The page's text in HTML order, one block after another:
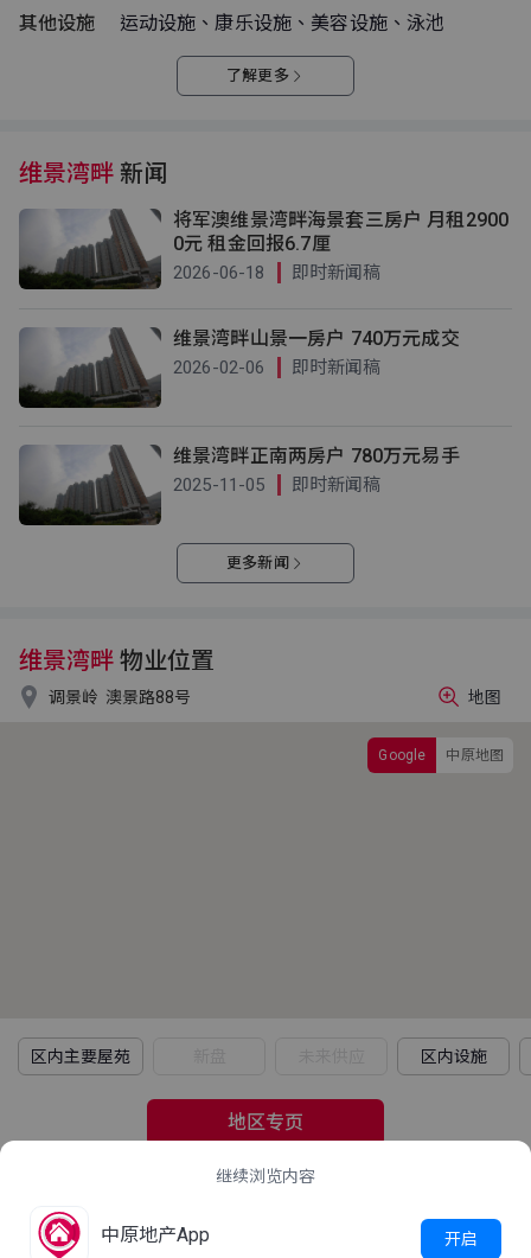
其他设施
运动设施、康乐设施、美容设施、泳池
了解更多
维景湾畔 新闻
将军澳维景湾畔海景套三房户 月租2900
0元 租金回报6.7厘
2026-06-18 即时新闻稿
维景湾畔山景一房户 740万元成交
2026-02-06 即时新闻稿
维景湾畔正南两房户 780万元易手
2025-11-05 即时新闻稿
更多新闻
维景湾畔 物业位置
 调景岭 澳景路88号
Google 中原地图
地图
区内主要屋苑 区内设施
地区专页
2021年人口普查 立即查看
继续浏览内容
中原地产App 开启